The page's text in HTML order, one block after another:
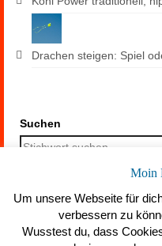
Drachen steigen: Spiel
Suchen
Moin
Um unsere Webseite für
verbessern zu
Wusstest du, dass